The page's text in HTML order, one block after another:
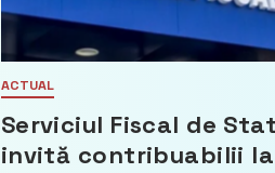
ACTUAL
Serviciul Fiscal de
invită contribuabilii la